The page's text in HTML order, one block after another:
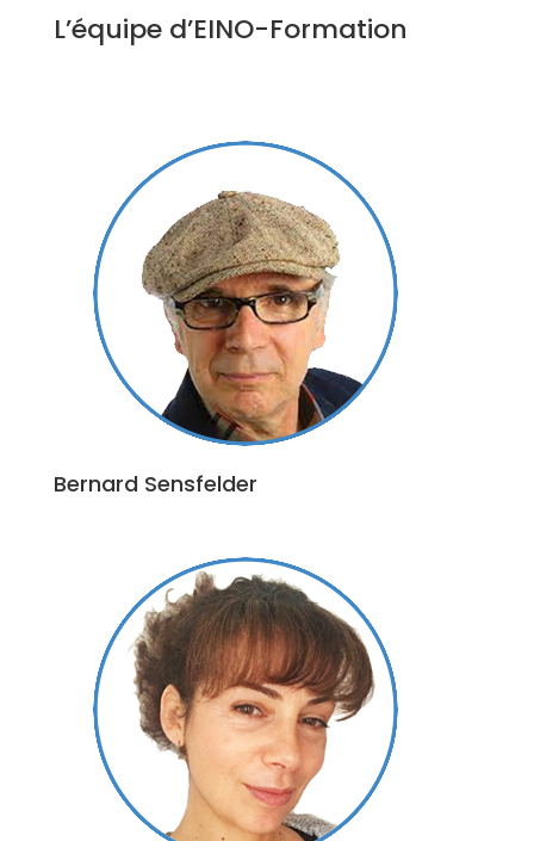
L’équipe d’EINO-Formation
Bernard Sensfelder